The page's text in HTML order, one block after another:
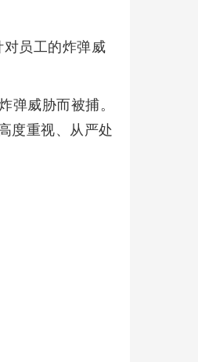
员工的炸弹威
威胁而被捕。
度重视、从严处